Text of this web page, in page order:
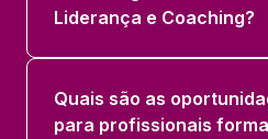
PLANEJAMENTO NA
TIMES
Liderança e Coaching?
Quais são as
para profissionais